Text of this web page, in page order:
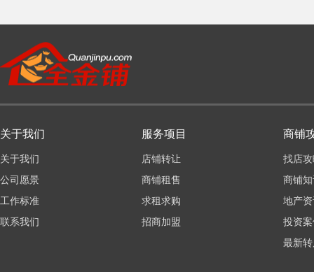
关于我们
关于我们
公司愿景
工作标准
联系我们
服务项目
店铺转让
商铺租售
求租求购
招商加盟
商铺
找店
商铺
地产
投资
最新